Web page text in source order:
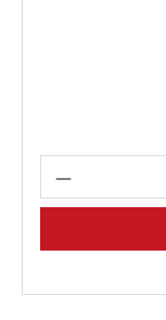
Produkt